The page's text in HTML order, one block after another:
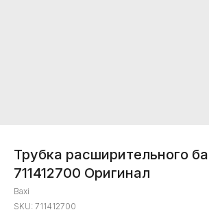
Трубка расширительного
711412700 Оригинал
Baxi
SKU: 711412700